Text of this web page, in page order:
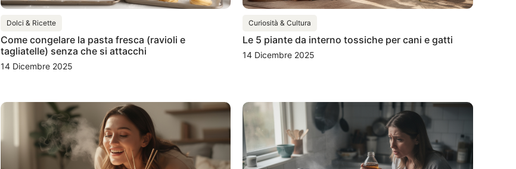
Dolci & Ricette
Come congelare la pasta fresca (ravioli e
tagliatelle) senza che si attacchi
14 Dicembre 2025
Curiosità & Cultura
Le 5 piante da interno tossiche per cani e gatti
14 Dicembre 2025